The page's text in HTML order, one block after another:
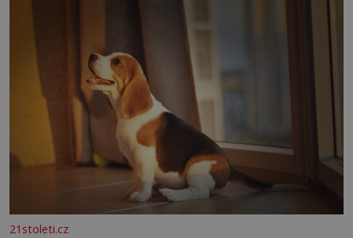
Ženy narozené ve znamení Berana, Lva a Střelce v sobě
nesou žár, odvahu a neutuchající elán. Vaše
21stoleti.cz